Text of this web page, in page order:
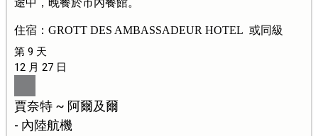
途中，晚餐於市內餐館。
住宿：GROTT DES AMBASSADEUR HOTEL 或同級
第 9 天
12 月 27 日
賈奈特 ~ 阿爾及爾
- 內陸航機